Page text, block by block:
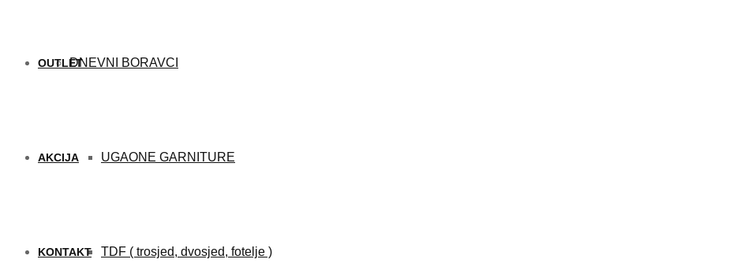
DNEVNI BORAVCI
UGAONE GARNITURE
TDF ( trosjed, dvosjed, fotelje )
OUTLET
AKCIJA
KONTAKT